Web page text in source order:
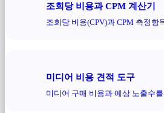
조회당 비용과 CPM 계산기
조회당 비용(CPV)과 CPM 측정항
미디어 비용 견적 도구
미디어 구매 비용과 예상 노출수